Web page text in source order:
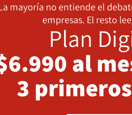
mayoría no entiende el
empresas. El resto
Plan
al
3